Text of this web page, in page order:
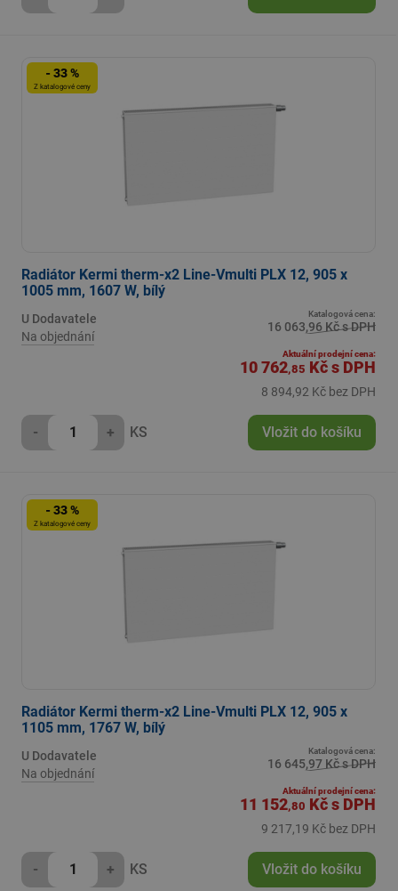
- 33 %
Z katalogové ceny
Radiátor Kermi therm-x2 Line-Vmulti PLX 12, 905 x
1005 mm, 1607 W, bílý
U Dodavatele
Na objednání
Katalogová cena:
16 063,96 Kč s DPH
Aktuální prodejní cena:
10 762,85 Kčs DPH
8 894,92 Kč bez DPH
- + KS Vložit do košíku
- 33 %
Z katalogové ceny
Radiátor Kermi therm-x2 Line-Vmulti PLX 12, 905 x
1105 mm, 1767 W, bílý
U Dodavatele
Na objednání
Katalogová cena:
16 645,97 Kč s DPH
Aktuální prodejní cena:
11 152,80 Kčs DPH
9 217,19 Kč bez DPH
- + KS Vložit do košíku